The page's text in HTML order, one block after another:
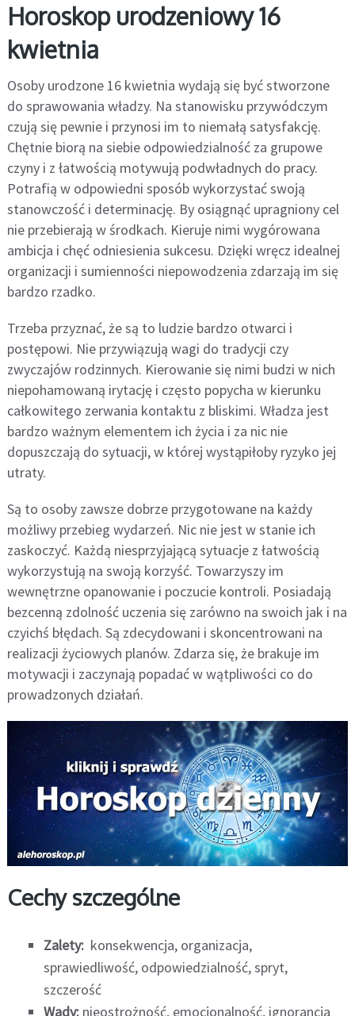
Horoskop urodzeniowy 16
kwietnia
Osoby urodzone 16 kwietnia wydają się być stworzone
do sprawowania władzy. Na stanowisku przywódczym
czują się pewnie i przynosi im to niemałą satysfakcję.
Chętnie biorą na siebie odpowiedzialność za grupowe
czyny i z łatwością motywują podwładnych do pracy.
Potrafią w odpowiedni sposób wykorzystać swoją
stanowczość i determinację. By osiągnąć upragniony cel
nie przebierają w środkach. Kieruje nimi wygórowana
ambicja i chęć odniesienia sukcesu. Dzięki wręcz idealnej
organizacji i sumienności niepowodzenia zdarzają im się
bardzo rzadko.
Trzeba przyznać, że są to ludzie bardzo otwarci i
postępowi. Nie przywiązują wagi do tradycji czy
zwyczajów rodzinnych. Kierowanie się nimi budzi w nich
niepohamowaną irytację i często popycha w kierunku
całkowitego zerwania kontaktu z bliskimi. Władza jest
bardzo ważnym elementem ich życia i za nic nie
dopuszczają do sytuacji, w której wystąpiłoby ryzyko jej
utraty.
Są to osoby zawsze dobrze przygotowane na każdy
możliwy przebieg wydarzeń. Nic nie jest w stanie ich
zaskoczyć. Każdą niesprzyjającą sytuacje z łatwością
wykorzystują na swoją korzyść. Towarzyszy im
wewnętrzne opanowanie i poczucie kontroli. Posiadają
bezcenną zdolność uczenia się zarówno na swoich jak i na
czyichś błędach. Są zdecydowani i skoncentrowani na
realizacji życiowych planów. Zdarza się, że brakuje im
motywacji i zaczynają popadać w wątpliwości co do
prowadzonych działań.
Cechy szczególne
Zalety: konsekwencja, organizacja,
sprawiedliwość, odpowiedzialność, spryt,
szczerość
Wady: nieostrożność, emocjonalność, ignorancja